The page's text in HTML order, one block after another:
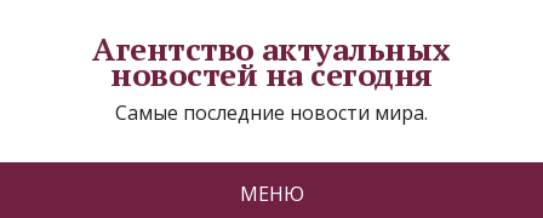
Агентство актуальных
новостей на сегодня
Самые последние новости мира.
МЕНЮ